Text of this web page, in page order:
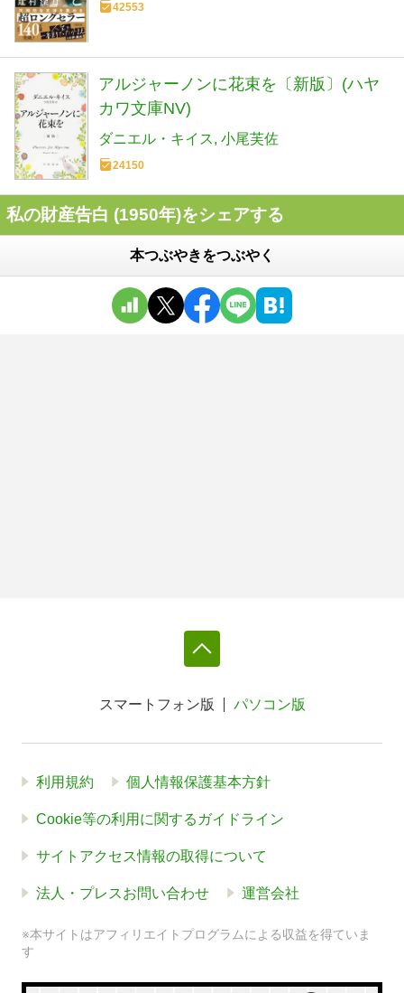
42553
アルジャーノンに花束を〔新版〕(ハヤ
カワ文庫NV)
ダニエル・キイス 小尾芙佐
24150
私の財産告白 (1950年)をシェアする
本つぶやきをつぶやく
スマートフォン版 パソコン版
利用規約 個人情報保護基本方針
Cookie等の利用に関するガイドライン
サイトアクセス情報の取得について
法人・プレスお問い合わせ 運営会社
※本サイトはアフィリエイトプログラムによる収益を得ていま
す